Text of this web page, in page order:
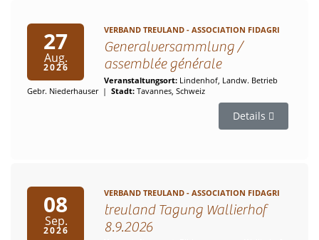
27
Aug.
2026
VERBAND TREULAND - ASSOCIATION FIDAGRI
Generalversammlung /
assemblée générale
Veranstaltungsort: Lindenhof, Landw. Betrieb
Gebr. Niederhauser | Stadt: Tavannes, Schweiz
Details
08
Sep.
2026
VERBAND TREULAND - ASSOCIATION FIDAGRI
treuland Tagung Wallierhof
8.9.2026